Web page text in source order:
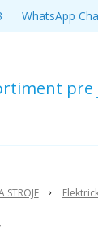
pre
WhatsApp
STROJE